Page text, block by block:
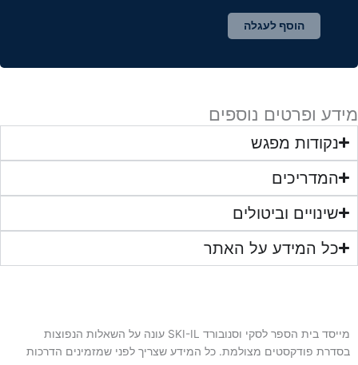
הוסף לעגלה
מידע ופרטים נוספים
נקודות מפגש
המדריכים
שינויים וביטולים
כל המידע על האתר
מייסד בית הספר לסקי וסנובורד SKI-IL עונה על השאלות הנפוצות
בסדרת פודקסטים מצולמת. כל המידע שצריך לפני שמזמינים הדרכות